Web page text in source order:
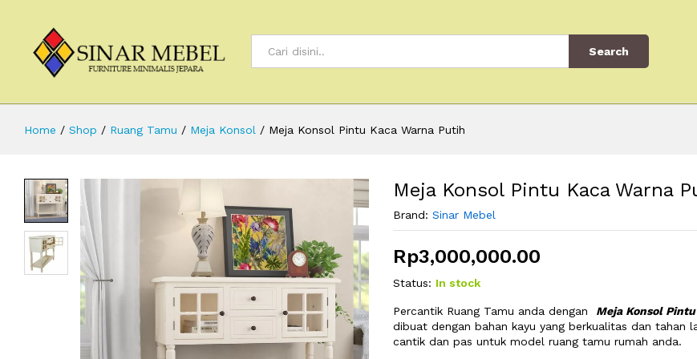
Search
Home / Shop / Ruang Tamu / Meja Konsol / Meja Konsol Pintu Kaca Warna Putih
Meja Konsol Pintu Kaca Warna
Brand: Sinar Mebel
Rp3,000,000.00
Status: In stock
Percantik Ruang Tamu anda dengan Meja Konsol
dibuat dengan bahan kayu yang berkualitas dan tahan
cantik dan pas untuk model ruang tamu rumah anda.